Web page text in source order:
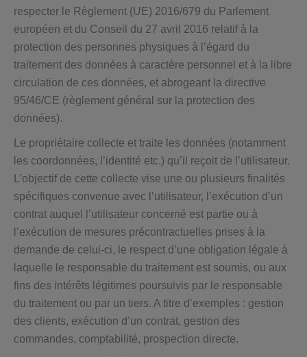
respecter le Règlement (UE) 2016/679 du Parlement
européen et du Conseil du 27 avril 2016 relatif à la
protection des personnes physiques à l’égard du
traitement des données à caractère personnel et à la libre
circulation de ces données, et abrogeant la directive
95/46/CE (règlement général sur la protection des
données).
Le propriétaire collecte et traite les données (notamment
les coordonnées, l’identité etc.) qu’il reçoit de l’utilisateur.
L’objectif de cette collecte vise une ou plusieurs finalités
spécifiques convenue avec l’utilisateur, l’exécution d’un
contrat auquel l’utilisateur concerné est partie ou à
l’exécution de mesures précontractuelles prises à la
demande de celui-ci, le respect d’une obligation légale à
laquelle le responsable du traitement est soumis, ou aux
fins des intérêts légitimes poursuivis par le responsable
du traitement ou par un tiers. A titre d’exemples : gestion
des clients, exécution d’un contrat, gestion des
commandes, comptabilité, prospection directe.